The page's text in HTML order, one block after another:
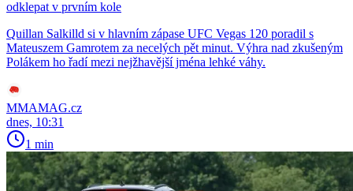
odklepat v prvním kole
Quillan Salkilld si v hlavním zápase UFC Vegas 120 poradil s
Mateuszem Gamrotem za necelých pět minut. Výhra nad zkušeným
Polákem ho řadí mezi nejžhavější jména lehké váhy.
MMAMAG.cz
dnes, 10:31
1 min